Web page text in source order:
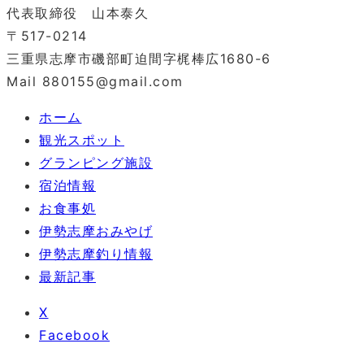
代表取締役 山本泰久
〒517-0214
三重県志摩市磯部町迫間字梶棒広1680-6
Mail 880155@gmail.com
ホーム
観光スポット
グランピング施設
宿泊情報
お食事処
伊勢志摩おみやげ
伊勢志摩釣り情報
最新記事
X
Facebook